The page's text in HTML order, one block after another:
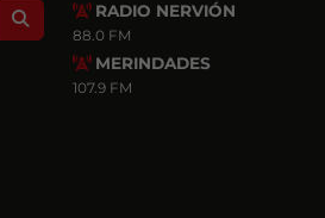
Search RADIO NERVIÓN
88.0 FM
MERINDADES
107.9 FM